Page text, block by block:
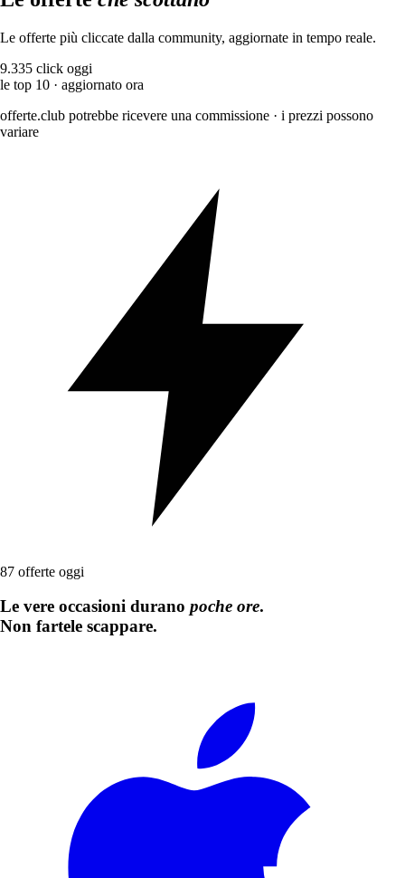
Le offerte più cliccate dalla community, aggiornate in tempo reale.
9.335 click oggi
le top 10 · aggiornato ora
offerte.club potrebbe ricevere una commissione · i prezzi possono
variare
87 offerte oggi
Le vere occasioni durano poche ore.
Non fartele scappare.